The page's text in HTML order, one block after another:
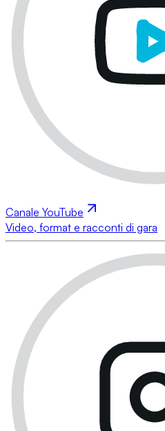
Canale YouTube
Video, format e racconti di gara